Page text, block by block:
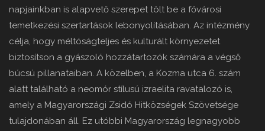
napjainkban is alapvető szerepet tölt be a fővárosi
temetkezési szertartások lebonyolításában. Az intézmény
célja, hogy méltóságteljes és kulturált környezetet
biztosítson a gyászoló hozzátartozók számára a végső
búcsú pillanataiban. A közelben, a Kozma utca 6. szám
alatt található a neomór stílusú izraelita ravatalozó is,
amely a Magyarországi Zsidó Hitközségek Szövetsége
tulajdonában áll. Ez utóbbi Magyarország legnagyobb